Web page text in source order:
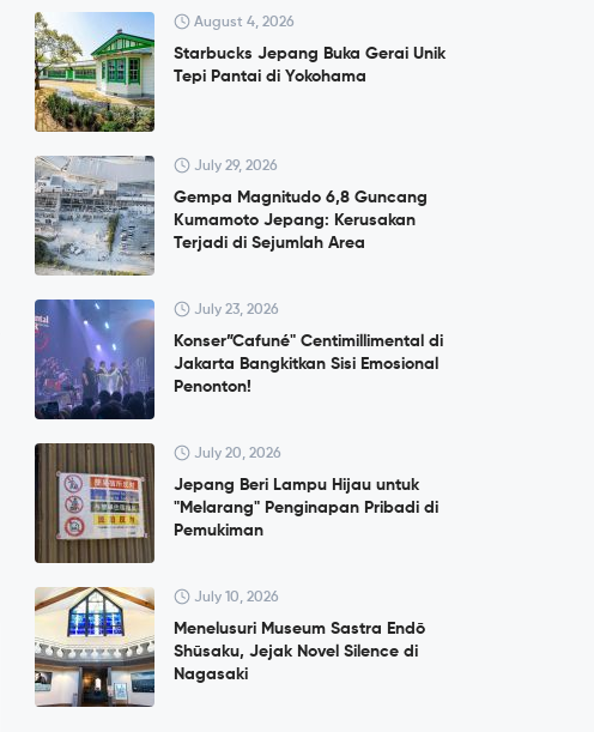
August 4, 2026
Starbucks Jepang Buka Gerai Unik
Tepi Pantai di Yokohama
July 29, 2026
Gempa Magnitudo 6,8 Guncang
Kumamoto Jepang: Kerusakan
Terjadi di Sejumlah Area
July 23, 2026
Konser”Cafuné" Centimillimental di
Jakarta Bangkitkan Sisi Emosional
Penonton!
July 20, 2026
Jepang Beri Lampu Hijau untuk
"Melarang" Penginapan Pribadi di
Pemukiman
July 10, 2026
Menelusuri Museum Sastra Endō
Shūsaku, Jejak Novel Silence di
Nagasaki